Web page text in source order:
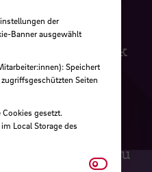
für mich
Informatik
lernt die
und
Wissen mit
und Design zu
der
Banner ausgewählt
Speichert
Seiten
gesetzt.
Local Storage des
Matomo